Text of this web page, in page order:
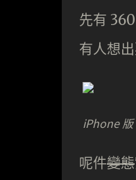
先有
有人想
iPhone 版
呢件變態